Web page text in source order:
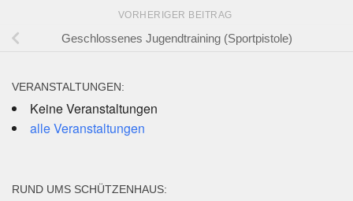
VORHERIGER BEITRAG
Geschlossenes Jugendtraining (Sportpistole)
VERANSTALTUNGEN:
Keine Veranstaltungen
alle Veranstaltungen
RUND UMS SCHÜTZENHAUS: